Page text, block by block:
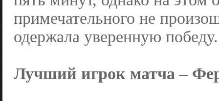
примечательного не
одержала уверенную победу.
Лучший игрок матча –